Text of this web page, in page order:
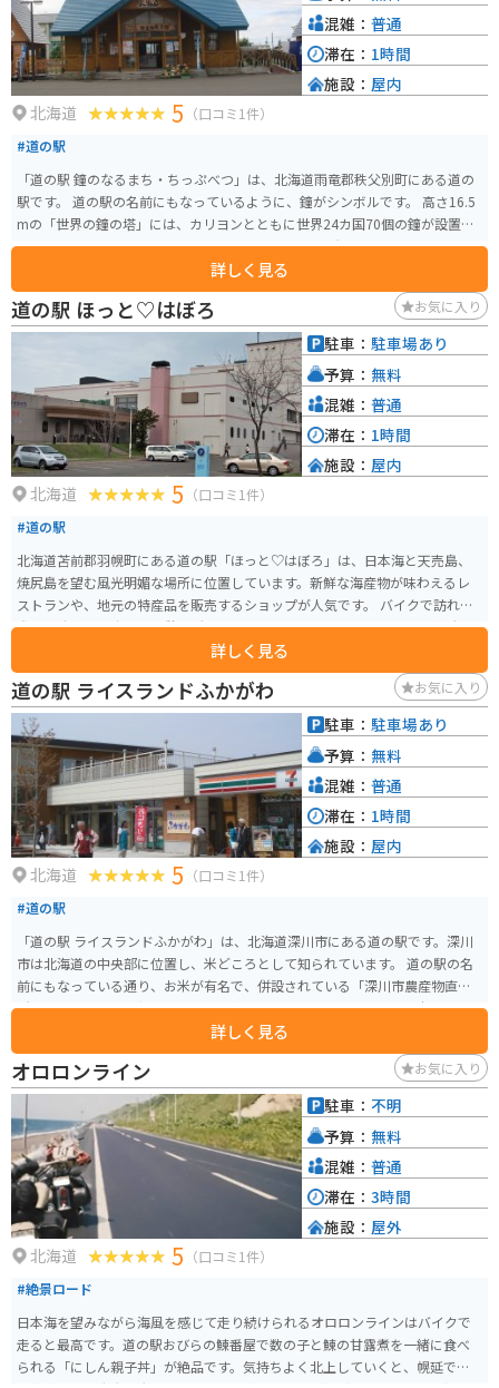
北海道 5 （口コミ1件）
#道の駅
「道の駅 鐘のなるまち・ちっぷべつ」は、北海道雨竜郡秩父別町にある道の
駅です。 道の駅の名前にもなっているように、鐘がシンボルです。 高さ16.5
mの「世界の鐘の塔」には、カリヨンとともに世界24カ国70個の鐘が設置さ
れています。 施設内には、地元の農産物が並ぶ直売所や、秩父別町の特産品
であるブロイラーを使った料理が楽しめるレストランがあります。 また、パ
ークゴルフ場や温泉施設も併設されているので、ゆったりと過ごしたい方に
もおすすめです。 バイクで訪れる際は、広い駐車場があるので安心です。 道
の駅周辺には、広大な田園風景が広がっているので、ツーリングの休憩にも
詳しく見る
混雑： 普通
滞在： 1時間
施設： 屋内
道の駅 ほっと♡はぼろ お気に入り
北海道 5 （口コミ1件）
#道の駅
北海道苫前郡羽幌町にある道の駅「ほっと♡はぼろ」は、日本海と天売島、
焼尻島を望む風光明媚な場所に位置しています。新鮮な海産物が味わえるレ
ストランや、地元の特産品を販売するショップが人気です。 バイクで訪れる
際は、駐車場も広く、休憩場所としても最適です。周辺には、夕陽の名所と
して知られる「はぼろサンセットビーチ」や、奇岩が連なる海岸線が続く
「羽幌シーサイドパーク」など、ツーリングスポットも充実しています。 道
の駅で購入できる羽幌町名産の「甘エビ」は、ぜひお土産にどうぞ。
詳しく見る
駐車： 駐車場あり
予算： 無料
混雑： 普通
滞在： 1時間
施設： 屋内
道の駅 ライスランドふかがわ お気に入り
北海道 5 （口コミ1件）
#道の駅
「道の駅 ライスランドふかがわ」は、北海道深川市にある道の駅です。深川
市は北海道の中央部に位置し、米どころとして知られています。 道の駅の名
前にもなっている通り、お米が有名で、併設されている「深川市農産物直売
所」では、地元産の新鮮な農産物を購入できます。特に、ブランド米「ふっ
くりんこ」は、粘りがあり、冷めても美味しいと評判なので、お土産に最適
です。 また、道の駅には、レストランや軽食コーナーがあり、地元の食材を
使った料理を楽しむことができます。深川産の米粉を使ったパンやスイーツ
も人気です。バイクで訪れた際には、駐車場も広々としているので安心です。
周辺には、深川市の歴史や文化に触れることができる施設も点在していま
す。例えば、「戸外炉峠駐車公園」は、パークゴルフ場や遊歩道が整備され
ており、自然を楽しむことができます。道の駅 ライスランドふかがわを拠点
に、深川市の魅力を満喫してみてください。
詳しく見る
駐車： 駐車場あり
予算： 無料
混雑： 普通
滞在： 1時間
施設： 屋内
オロロンライン お気に入り
北海道 5 （口コミ1件）
#絶景ロード
日本海を望みながら海風を感じて走り続けられるオロロンラインはバイクで
走ると最高です。道の駅おびらの鰊番屋で数の子と鰊の甘露煮を一緒に食べ
られる「にしん親子丼」が絶品です。気持ちよく北上していくと、幌延では
駐車： 不明
予算： 無料
混雑： 普通
滞在： 3時間
施設： 屋外